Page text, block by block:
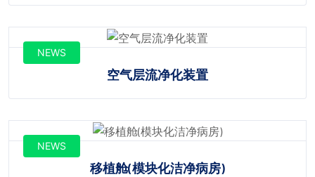
NEWS
空气层流净化装置
NEWS
移植舱(模块化洁净病房)